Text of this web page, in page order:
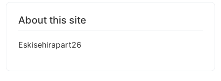
About this site
Eskisehirapart26